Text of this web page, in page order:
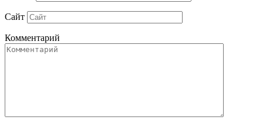
Сайт
Комментарий